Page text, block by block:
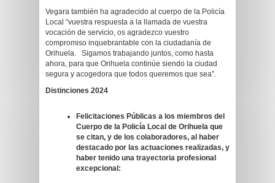
Vegara también ha agradecido al cuerpo de la Policía
Local “vuestra respuesta a la llamada de vuestra
vocación de servicio, os agradezco vuestro
compromiso inquebrantable con la ciudadanía de
Orihuela. Sigamos trabajando juntos, como hasta
ahora, para que Orihuela continúe siendo la ciudad
segura y acogedora que todos queremos que sea”.
Distinciones 2024
Felicitaciones Públicas a los miembros del
Cuerpo de la Policía Local de Orihuela que
se citan, y de los colaboradores, al haber
destacado por las actuaciones realizadas, y
haber tenido una trayectoria profesional
excepcional :